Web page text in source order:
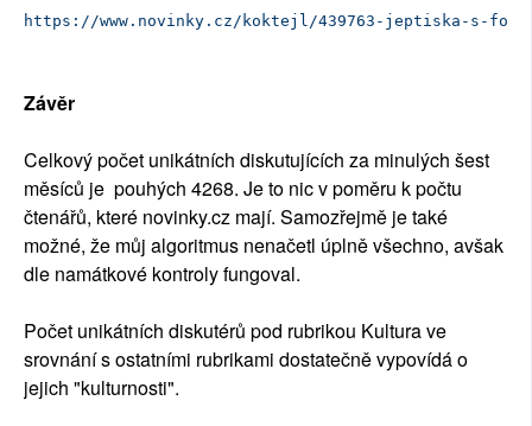
https://www.novinky.cz/koktejl/439763-jeptiska-s-
Závěr
Celkový počet unikátních diskutujících za minulých šest
měsíců je pouhých 4268. Je to nic v poměru k počtu
čtenářů, které novinky.cz mají. Samozřejmě je také
možné, že můj algoritmus nenačetl úplně všechno, avšak
dle namátkové kontroly fungoval.
Počet unikátních diskutérů pod rubrikou Kultura ve
srovnání s ostatními rubrikami dostatečně vypovídá o
jejich "kulturnosti".